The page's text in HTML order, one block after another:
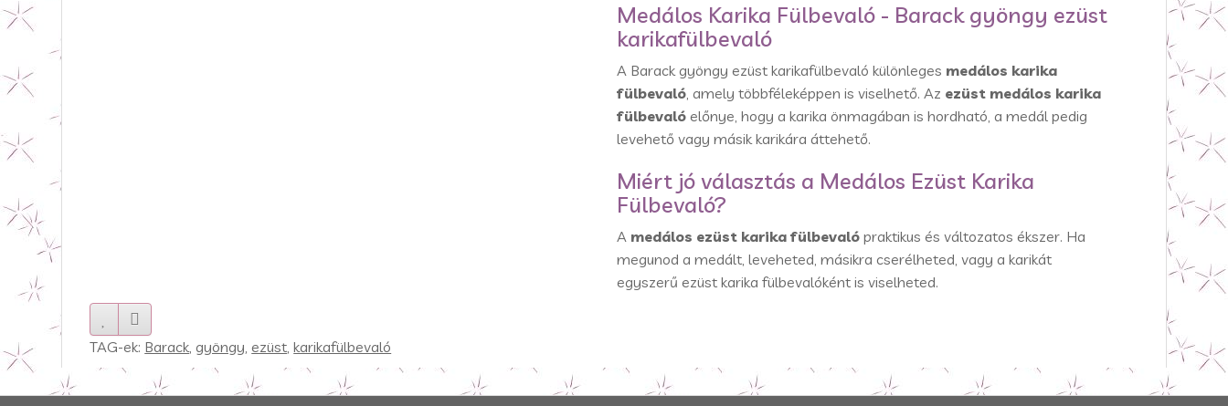
Medálos Karika Fülbevaló - Barack gyöngy ezüst
karikafülbevaló
A Barack gyöngy ezüst karikafülbevaló különleges medálos karika
fülbevaló, amely többféleképpen is viselhető. Az ezüst medálos karika
fülbevalóelőnye, hogy a karika önmagában is hordható, a medál pedig
levehető vagy másik karikára áttehető.
Miért jó választás a Medálos Ezüst Karika
Fülbevaló?
A medálos ezüst karika fülbevalópraktikus és változatos ékszer. Ha
megunod a medált, leveheted, másikra cserélheted, vagy a karikát
egyszerű ezüst karika fülbevalóként is viselheted.
TAG-ek: Barack,gyöngy,ezüst,karikafülbevaló